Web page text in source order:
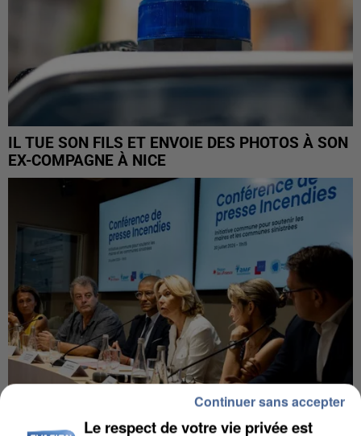
IL TUE SON FILS ET ENVOIE DES PHOTOS À SON
EX-COMPAGNE À NICE
Le respect de votre vie privée est
Continuer sans accepter